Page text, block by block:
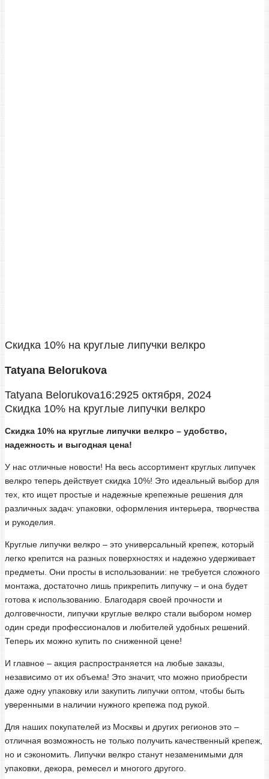
Скидка 10% на круглые липучки велкро
Tatyana Belorukova
Tatyana Belorukova16:2925 октября, 2024
Скидка 10% на круглые липучки велкро
Скидка 10% на круглые липучки велкро – удобство,
надежность и выгодная цена!
У нас отличные новости! На весь ассортимент круглых липучек
велкро теперь действует скидка 10%! Это идеальный выбор для
тех, кто ищет простые и надежные крепежные решения для
различных задач: упаковки, оформления интерьера, творчества
и рукоделия.
Круглые липучки велкро – это универсальный крепеж, который
легко крепится на разных поверхностях и надежно удерживает
предметы. Они просты в использовании: не требуется сложного
монтажа, достаточно лишь прикрепить липучку – и она будет
готова к использованию. Благодаря своей прочности и
долговечности, липучки круглые велкро стали выбором номер
один среди профессионалов и любителей удобных решений.
Теперь их можно купить по сниженной цене!
И главное – акция распространяется на любые заказы,
независимо от их объема! Это значит, что можно приобрести
даже одну упаковку или закупить липучки оптом, чтобы быть
уверенными в наличии нужного крепежа под рукой.
Для наших покупателей из Москвы и других регионов это –
отличная возможность не только получить качественный крепеж,
но и сэкономить. Липучки велкро станут незаменимыми для
упаковки, декора, ремесел и многого другого.